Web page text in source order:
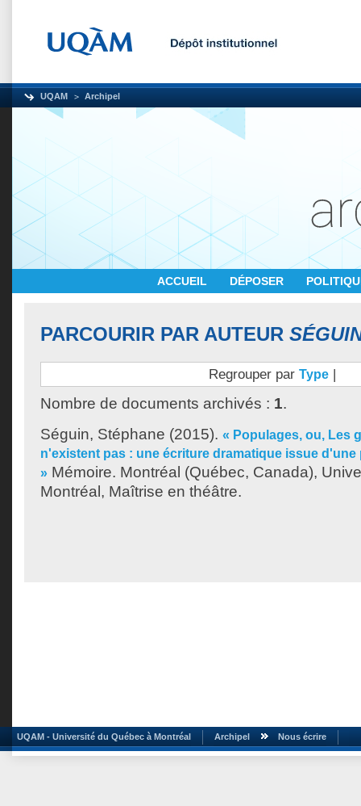
UQAM Archipel
ACCUEIL DÉPOSER
PARCOURIR PAR AUTEUR
Regrouper par Type |
Nombre de documents archivés : 1.
Séguin, Stéphane (2015). « Populages, ou, Les
n'existent pas : une écriture dramatique issue
» Mémoire. Montréal (Québec, Canada),
Montréal, Maîtrise en théâtre.
UQAM - Université du Québec à Montréal Archipel Nous écrire